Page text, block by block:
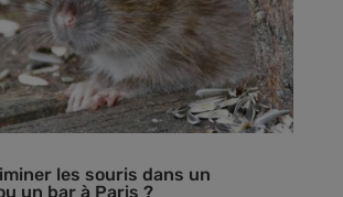
les souris dans un
un bar à Paris ?